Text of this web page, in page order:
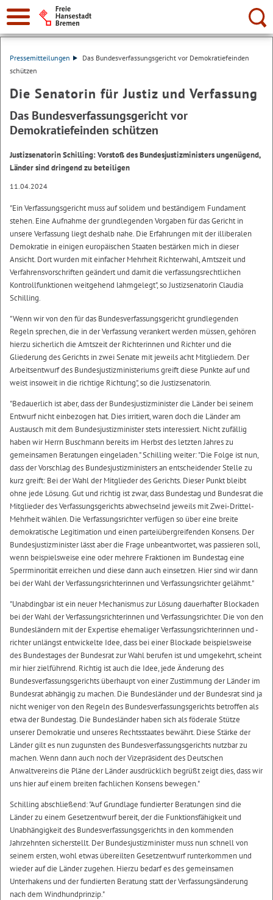
Suche:
Pressemitteilungen
Das Bundesverfassungsgericht vor Demokratiefeinden
schützen
Die Senatorin für Justiz und Verfassung
Das Bundesverfassungsgericht vor
Demokratiefeinden schützen
Justizsenatorin Schilling: Vorstoß des Bundesjustizministers ungenügend,
Länder sind dringend zu beteiligen
11.04.2024
"Ein Verfassungsgericht muss auf solidem und beständigem Fundament
stehen. Eine Aufnahme der grundlegenden Vorgaben für das Gericht in
unsere Verfassung liegt deshalb nahe. Die Erfahrungen mit der illiberalen
Demokratie in einigen europäischen Staaten bestärken mich in dieser
Ansicht. Dort wurden mit einfacher Mehrheit Richterwahl, Amtszeit und
Verfahrensvorschriften geändert und damit die verfassungsrechtlichen
Kontrollfunktionen weitgehend lahmgelegt", so Justizsenatorin Claudia
Schilling.
"Wenn wir von den für das Bundesverfassungsgericht grundlegenden
Regeln sprechen, die in der Verfassung verankert werden müssen, gehören
hierzu sicherlich die Amtszeit der Richterinnen und Richter und die
Gliederung des Gerichts in zwei Senate mit jeweils acht Mitgliedern. Der
Arbeitsentwurf des Bundesjustizministeriums greift diese Punkte auf und
weist insoweit in die richtige Richtung", so die Justizsenatorin.
"Bedauerlich ist aber, dass der Bundesjustizminister die Länder bei seinem
Entwurf nicht einbezogen hat. Dies irritiert, waren doch die Länder am
Austausch mit dem Bundesjustizminister stets interessiert. Nicht zufällig
haben wir Herrn Buschmann bereits im Herbst des letzten Jahres zu
gemeinsamen Beratungen eingeladen." Schilling weiter: "Die Folge ist nun,
dass der Vorschlag des Bundesjustizministers an entscheidender Stelle zu
kurz greift: Bei der Wahl der Mitglieder des Gerichts. Dieser Punkt bleibt
ohne jede Lösung. Gut und richtig ist zwar, dass Bundestag und Bundesrat die
Mitglieder des Verfassungsgerichts abwechselnd jeweils mit Zwei-Drittel-
Mehrheit wählen. Die Verfassungsrichter verfügen so über eine breite
demokratische Legitimation und einen parteiübergreifenden Konsens. Der
Bundesjustizminister lässt aber die Frage unbeantwortet, was passieren soll,
wenn beispielsweise eine oder mehrere Fraktionen im Bundestag eine
Sperrminorität erreichen und diese dann auch einsetzen. Hier sind wir dann
bei der Wahl der Verfassungsrichterinnen und Verfassungsrichter gelähmt."
"Unabdingbar ist ein neuer Mechanismus zur Lösung dauerhafter Blockaden
bei der Wahl der Verfassungsrichterinnen und Verfassungsrichter. Die von den
Bundesländern mit der Expertise ehemaliger Verfassungsrichterinnen und -
richter unlängst entwickelte Idee, dass bei einer Blockade beispielsweise
des Bundestages der Bundesrat zur Wahl berufen ist und umgekehrt, scheint
mir hier zielführend. Richtig ist auch die Idee, jede Änderung des
Bundesverfassungsgerichts überhaupt von einer Zustimmung der Länder im
Bundesrat abhängig zu machen. Die Bundesländer und der Bundesrat sind ja
nicht weniger von den Regeln des Bundesverfassungsgerichts betroffen als
etwa der Bundestag. Die Bundesländer haben sich als föderale Stütze
unserer Demokratie und unseres Rechtsstaates bewährt. Diese Stärke der
Länder gilt es nun zugunsten des Bundesverfassungsgerichts nutzbar zu
machen. Wenn dann auch noch der Vizepräsident des Deutschen
Anwaltvereins die Pläne der Länder ausdrücklich begrüßt zeigt dies, dass wir
uns hier auf einem breiten fachlichen Konsens bewegen."
Schilling abschließend: "Auf Grundlage fundierter Beratungen sind die
Länder zu einem Gesetzentwurf bereit, der die Funktionsfähigkeit und
Unabhängigkeit des Bundesverfassungsgerichts in den kommenden
Jahrzehnten sicherstellt. Der Bundesjustizminister muss nun schnell von
seinem ersten, wohl etwas übereilten Gesetzentwurf runterkommen und
wieder auf die Länder zugehen. Hierzu bedarf es des gemeinsamen
Unterhakens und der fundierten Beratung statt der Verfassungsänderung
nach dem Windhundprinzip."